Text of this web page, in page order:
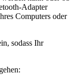
Adapter
Computers oder
sodass Ihr